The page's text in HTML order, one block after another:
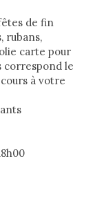
de fin
rubans,
carte pour
correspond le
à votre